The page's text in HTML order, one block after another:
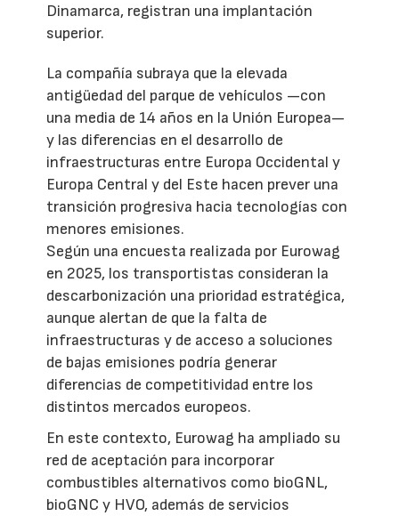
Dinamarca, registran una implantación
superior.
La compañía subraya que la elevada
antigüedad del parque de vehículos —con
una media de 14 años en la Unión Europea—
y las diferencias en el desarrollo de
infraestructuras entre Europa Occidental y
Europa Central y del Este hacen prever una
transición progresiva hacia tecnologías con
menores emisiones.
Según una encuesta realizada por Eurowag
en 2025, los transportistas consideran la
descarbonización una prioridad estratégica,
aunque alertan de que la falta de
infraestructuras y de acceso a soluciones
de bajas emisiones podría generar
diferencias de competitividad entre los
distintos mercados europeos.
En este contexto, Eurowag ha ampliado su
red de aceptación para incorporar
combustibles alternativos como bioGNL,
bioGNC y HVO, además de servicios